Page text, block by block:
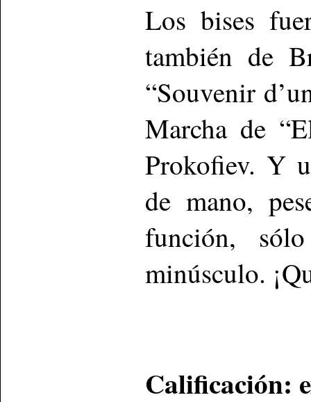
Los bises
también de
“Souvenir
Marcha de
Prokofiev. Y
de mano,
función,
minúsculo.
Calificación: